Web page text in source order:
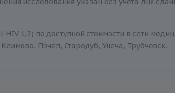
1,2) по доступной стоимости в сети
Почеп, Стародуб, Унеча, Трубчевск.